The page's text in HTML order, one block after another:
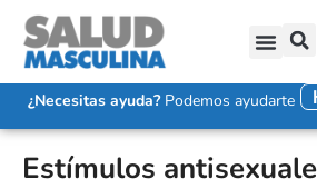
¿Necesitas ayuda?Podemos ayudarte
Estímulos